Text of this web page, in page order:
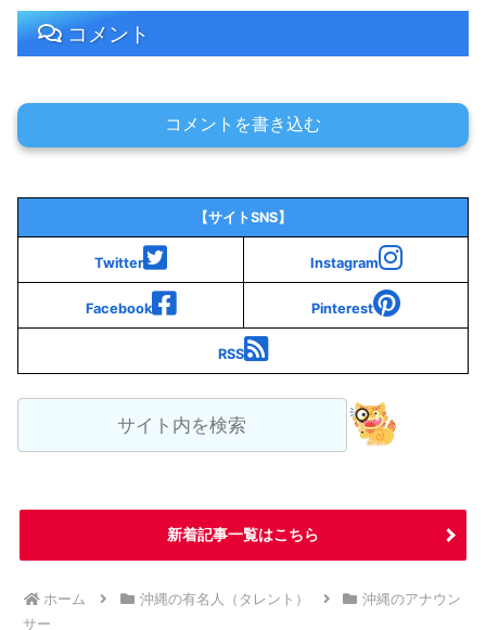
コメント
コメントを書き込む
【サイトSNS】
Twitter Instagram
Facebook Pinterest
RSS
新着記事一覧はこちら
ホーム 沖縄の有名人（タレント）
沖縄のアナウン
サー